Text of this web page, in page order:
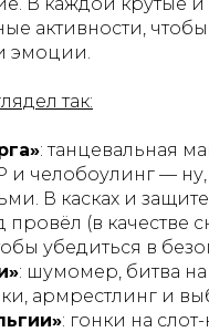
активности, чтобы
эмоции.
так:
: танцевальная
челобоулинг — ну,
В касках и
провёл (в качестве
убедиться в
: шумомер, битва на
армрестлинг и
: гонки на